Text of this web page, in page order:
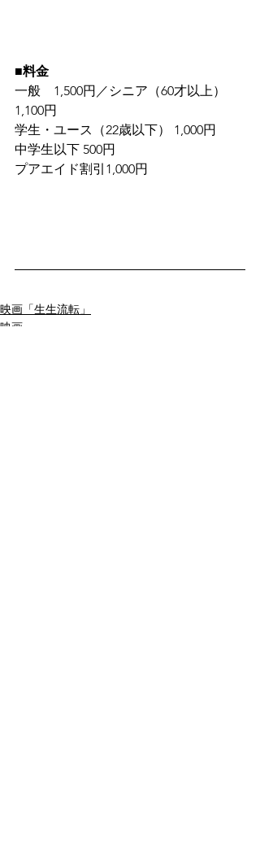
■料金
一般　1,500円／シニア（60才以上）
1,100円
学生・ユース（22歳以下） 1,000円
中学生以下 500円
プアエイド割引1,000円
映画「生生流転」
映画